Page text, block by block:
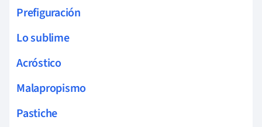
Prefiguración
Lo sublime
Acróstico
Malapropismo
Pastiche